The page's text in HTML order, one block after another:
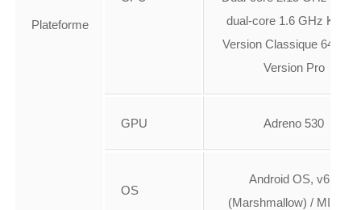
Plateforme
dual-core 1.6 GHz Kryo –
Version Classique 64 Go
Version Pro
GPU Adreno 530
OS
Android OS, v6.0
(Marshmallow) / MIUI V7